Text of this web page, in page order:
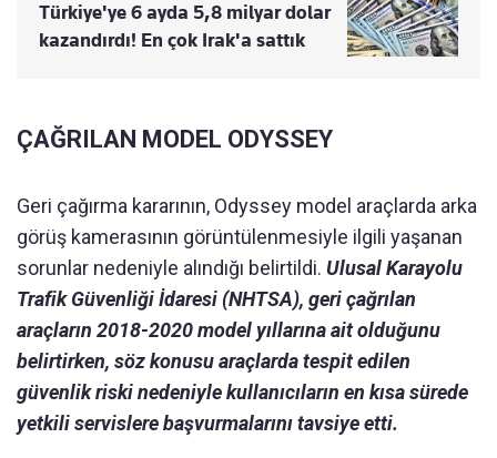
Türkiye'ye 6 ayda 5,8 milyar dolar
kazandırdı! En çok Irak'a sattık
ÇAĞRILAN MODEL ODYSSEY
Geri çağırma kararının, Odyssey model araçlarda arka
görüş kamerasının görüntülenmesiyle ilgili yaşanan
sorunlar nedeniyle alındığı belirtildi. Ulusal Karayolu
Trafik Güvenliği İdaresi (NHTSA), geri çağrılan
araçların 2018-2020 model yıllarına ait olduğunu
belirtirken, söz konusu araçlarda tespit edilen
güvenlik riski nedeniyle kullanıcıların en kısa sürede
yetkili servislere başvurmalarını tavsiye etti.